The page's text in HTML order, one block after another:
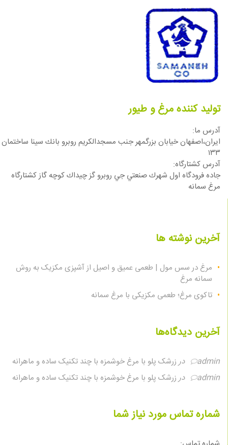
تولید کننده مرغ و طیور
آدرس ما:
ایران،اصفهان خيابان بزرگمهر جنب مسجدالكريم روبرو بانك سينا ساختمان
١٣٣
آدرس كشتارگاه:
جاده فرودگاه اول شهرك صنعتي جي روبرو گز چيداك كوچه گاز كشتارگاه
مرغ سمانه
آخرین نوشته ها
مرغ در سس مول | طعمی عمیق و اصیل از آشپزی مکزیک به روش
سمانه مرغ
تاکوی مرغ؛ طعمی مکزیکی با مرغ سمانه
آخرین دیدگاه‌ها
admin درزرشک پلو با مرغ خوشمزه با چند تکنیک ساده و ماهرانه
admin
درزرشک پلو با مرغ خوشمزه با چند تکنیک ساده و ماهرانه
شماره تماس مورد نیاز شما